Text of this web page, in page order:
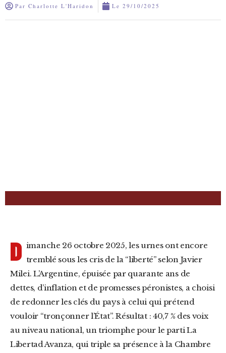
Par Charlotte L'Haridon Le 29/10/2025
D imanche 26 octobre 2025, les urnes ont encore
tremblé sous les cris de la “liberté” selon Javier
Milei. L’Argentine, épuisée par quarante ans de
dettes, d’inflation et de promesses péronistes, a choisi
de redonner les clés du pays à celui qui prétend
vouloir “tronçonner l’État”. Résultat : 40,7 % des voix
au niveau national, un triomphe pour le parti La
Libertad Avanza, qui triple sa présence à la Chambre